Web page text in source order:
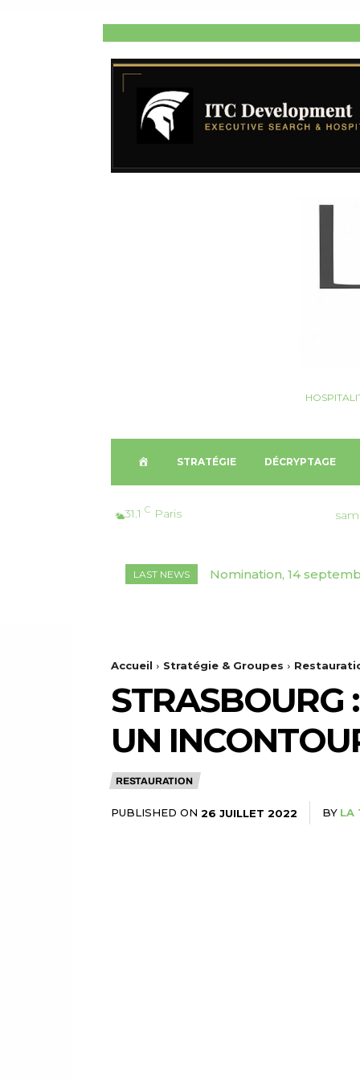
U
L
STRATÉGIE DÉCRYPTAGE
31.1 C Paris
LAST NEWS Nomination, 14
Ouverture, Kenya |
Accueil Stratégie & Groupes
STRASBOURG
UN
RESTAURATION
PUBLISHED ON 26 JUILLET 2022 BY LA